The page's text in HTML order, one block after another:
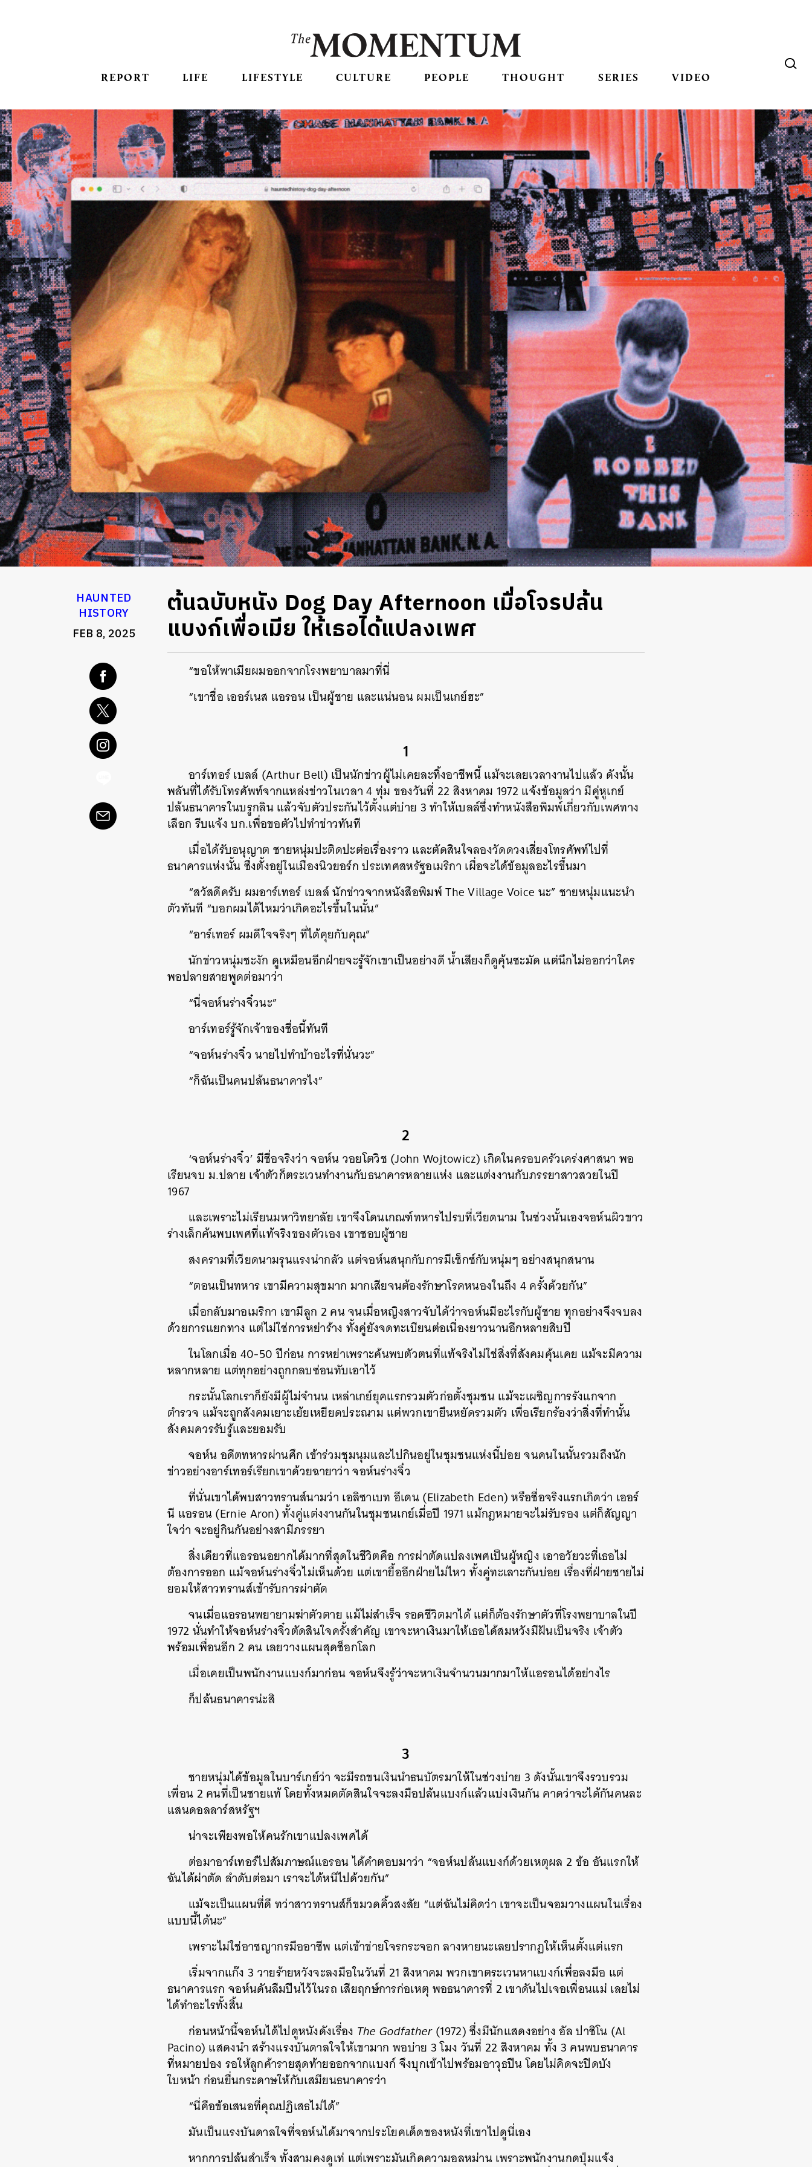
REPORT LIFE LIFESTYLE CULTURE PEOPLE THOUGHT SERIES VIDEO
HAUNTED
HISTORY
FEB 8, 2025
ต้นฉบับหนัง Dog Day Afternoon เมื่อโจรปล้น
แบงก์เพื่อเมีย ให้เธอได้แปลงเพศ
“ขอให้พาเมียผมออกจากโรงพยาบาลมาที่นี่
“เขาชื่อ เออร์เนส แอรอน เป็นผู้ชาย และแน่นอน ผมเป็นเกย์ฮะ”
1
อาร์เทอร์ เบลล์ (Arthur Bell) เป็นนักข่าวผู้ไม่เคยละทิ้งอาชีพนี้ แม้จะเลยเวลางานไปแล้ว ดังนั้น
พลันที่ได้รับโทรศัพท์จากแหล่งข่าวในเวลา 4 ทุ่ม ของวันที่ 22 สิงหาคม 1972 แจ้งข้อมูลว่า มีคู่หูเกย์
ปล้นธนาคารในบรูกลิน แล้วจับตัวประกันไว้ตั้งแต่บ่าย 3 ทำให้เบลล์ซึ่งทำหนังสือพิมพ์เกี่ยวกับเพศทาง
เลือก รีบแจ้ง บก.เพื่อขอตัวไปทำข่าวทันที
เมื่อได้รับอนุญาต ชายหนุ่มปะติดปะต่อเรื่องราว และตัดสินใจลองวัดดวงเสี่ยงโทรศัพท์ไปที่
ธนาคารแห่งนั้น ซึ่งตั้งอยู่ในเมืองนิวยอร์ก ประเทศสหรัฐอเมริกา เผื่อจะได้ข้อมูลอะไรขึ้นมา
“สวัสดีครับ ผมอาร์เทอร์ เบลล์ นักข่าวจากหนังสือพิมพ์ The Village Voice นะ” ชายหนุ่มแนะนำ
ตัวทันที “บอกผมได้ไหมว่าเกิดอะไรขึ้นในนั้น”
“อาร์เทอร์ ผมดีใจจริงๆ ที่ได้คุยกับคุณ”
นักข่าวหนุ่มชะงัก ดูเหมือนอีกฝ่ายจะรู้จักเขาเป็นอย่างดี น้ำเสียงก็ดูคุ้นชะมัด แต่นึกไม่ออกว่าใคร
พอปลายสายพูดต่อมาว่า
“นี่จอห์นร่างจิ๋วนะ”
อาร์เทอร์รู้จักเจ้าของชื่อนี้ทันที
“จอห์นร่างจิ๋ว นายไปทำบ้าอะไรที่นั่นวะ”
“ก็ฉันเป็นคนปล้นธนาคารไง”
2
‘จอห์นร่างจิ๋ว’ มีชื่อจริงว่า จอห์น วอยโตวิช (John Wojtowicz) เกิดในครอบครัวเคร่งศาสนา พอ
เรียนจบ ม.ปลาย เจ้าตัวก็ตระเวนทำงานกับธนาคารหลายแห่ง และแต่งงานกับภรรยาสาวสวยในปี
1967
และเพราะไม่เรียนมหาวิทยาลัย เขาจึงโดนเกณฑ์ทหารไปรบที่เวียดนาม ในช่วงนั้นเองจอห์นผิวขาว
ร่างเล็กค้นพบเพศที่แท้จริงของตัวเอง เขาชอบผู้ชาย
สงครามที่เวียดนามรุนแรงน่ากลัว แต่จอห์นสนุกกับการมีเซ็กซ์กับหนุ่มๆ อย่างสนุกสนาน
“ตอนเป็นทหาร เขามีความสุขมาก มากเสียจนต้องรักษาโรคหนองในถึง 4 ครั้งด้วยกัน”
เมื่อกลับมาอเมริกา เขามีลูก 2 คน จนเมื่อหญิงสาวจับได้ว่าจอห์นมีอะไรกับผู้ชาย ทุกอย่างจึงจบลง
ด้วยการแยกทาง แต่ไม่ใช่การหย่าร้าง ทั้งคู่ยังจดทะเบียนต่อเนื่องยาวนานอีกหลายสิบปี
ในโลกเมื่อ 40-50 ปีก่อน การหย่าเพราะค้นพบตัวตนที่แท้จริงไม่ใช่สิ่งที่สังคมคุ้นเคย แม้จะมีความ
หลากหลาย แต่ทุกอย่างถูกกลบซ่อนทับเอาไว้
กระนั้นโลกเราก็ยังมีผู้ไม่จำนน เหล่าเกย์ยุคแรกรวมตัวก่อตั้งชุมชน แม้จะเผชิญการรังแกจาก
ตำรวจ แม้จะถูกสังคมเยาะเย้ยเหยียดประณาม แต่พวกเขายืนหยัดรวมตัว เพื่อเรียกร้องว่าสิ่งที่ทำนั้น
สังคมควรรับรู้และยอมรับ
จอห์น อดีตทหารผ่านศึก เข้าร่วมชุมนุมและไปกินอยู่ในชุมชนแห่งนี้บ่อย จนคนในนั้นรวมถึงนัก
ข่าวอย่างอาร์เทอร์เรียกเขาด้วยฉายาว่า จอห์นร่างจิ๋ว
ที่นั่นเขาได้พบสาวทรานส์นามว่า เอลิซาเบท อีเดน (Elizabeth Eden) หรือชื่อจริงแรกเกิดว่า เออร์
นี แอรอน (Ernie Aron) ทั้งคู่แต่งงานกันในชุมชนเกย์เมื่อปี 1971 แม้กฎหมายจะไม่รับรอง แต่ก็สัญญา
ใจว่า จะอยู่กินกันอย่างสามีภรรยา
สิ่งเดียวที่แอรอนอยากได้มากที่สุดในชีวิตคือ การผ่าตัดแปลงเพศเป็นผู้หญิง เอาอวัยวะที่เธอไม่
ต้องการออก แม้จอห์นร่างจิ๋วไม่เห็นด้วย แต่เขายื้ออีกฝ่ายไม่ไหว ทั้งคู่ทะเลาะกันบ่อย เรื่องที่ฝ่ายชายไม่
ยอมให้สาวทรานส์เข้ารับการผ่าตัด
จนเมื่อแอรอนพยายามฆ่าตัวตาย แม้ไม่สำเร็จ รอดชีวิตมาได้ แต่ก็ต้องรักษาตัวที่โรงพยาบาลในปี
1972 นั่นทำให้จอห์นร่างจิ๋วตัดสินใจครั้งสำคัญ เขาจะหาเงินมาให้เธอได้สมหวังมีฝันเป็นจริง เจ้าตัว
พร้อมเพื่อนอีก 2 คน เลยวางแผนสุดช็อกโลก
เมื่อเคยเป็นพนักงานแบงก์มาก่อน จอห์นจึงรู้ว่าจะหาเงินจำนวนมากมาให้แอรอนได้อย่างไร
ก็ปล้นธนาคารน่ะสิ
3
ชายหนุ่มได้ข้อมูลในบาร์เกย์ว่า จะมีรถขนเงินนำธนบัตรมาให้ในช่วงบ่าย 3 ดังนั้นเขาจึงรวบรวม
เพื่อน 2 คนที่เป็นชายแท้ โดยทั้งหมดตัดสินใจจะลงมือปล้นแบงก์แล้วแบ่งเงินกัน คาดว่าจะได้กันคนละ
แสนดอลลาร์สหรัฐฯ
น่าจะเพียงพอให้คนรักเขาแปลงเพศได้
ต่อมาอาร์เทอร์ไปสัมภาษณ์แอรอน ได้คำตอบมาว่า “จอห์นปล้นแบงก์ด้วยเหตุผล 2 ข้อ อันแรกให้
ฉันได้ผ่าตัด ลำดับต่อมา เราจะได้หนีไปด้วยกัน”
แม้จะเป็นแผนที่ดี ทว่าสาวทรานส์ก็ขมวดคิ้วสงสัย “แต่ฉันไม่คิดว่า เขาจะเป็นจอมวางแผนในเรื่อง
แบบนี้ได้นะ”
เพราะไม่ใช่อาชญากรมืออาชีพ แต่เข้าข่ายโจรกระจอก ลางหายนะเลยปรากฏให้เห็นตั้งแต่แรก
เริ่มจากแก๊ง 3 วายร้ายหวังจะลงมือในวันที่ 21 สิงหาคม พวกเขาตระเวนหาแบงก์เพื่อลงมือ แต่
ธนาคารแรก จอห์นดันลืมปืนไว้ในรถ เสียฤกษ์การก่อเหตุ พอธนาคารที่ 2 เขาดันไปเจอเพื่อนแม่ เลยไม่
ได้ทำอะไรทั้งสิ้น
ก่อนหน้านี้จอห์นได้ไปดูหนังดังเรื่อง The Godfather(1972) ซึ่งมีนักแสดงอย่าง อัล ปาชิโน (Al
Pacino) แสดงนำ สร้างแรงบันดาลใจให้เขามาก พอบ่าย 3 โมง วันที่ 22 สิงหาคม ทั้ง 3 คนพบธนาคาร
ที่หมายปอง รอให้ลูกค้ารายสุดท้ายออกจากแบงก์ จึงบุกเข้าไปพร้อมอาวุธปืน โดยไม่คิดจะปิดบัง
ใบหน้า ก่อนยื่นกระดาษให้กับเสมียนธนาคารว่า
“นี่คือข้อเสนอที่คุณปฏิเสธไม่ได้”
มันเป็นแรงบันดาลใจที่จอห์นได้มาจากประโยคเด็ดของหนังที่เขาไปดูนี่เอง
หากการปล้นสำเร็จ ทั้งสามคงดูเท่ แต่เพราะมันเกิดความอลหม่าน เพราะพนักงานกดปุ่มแจ้ง
ค้นหา
SHARE TWEET